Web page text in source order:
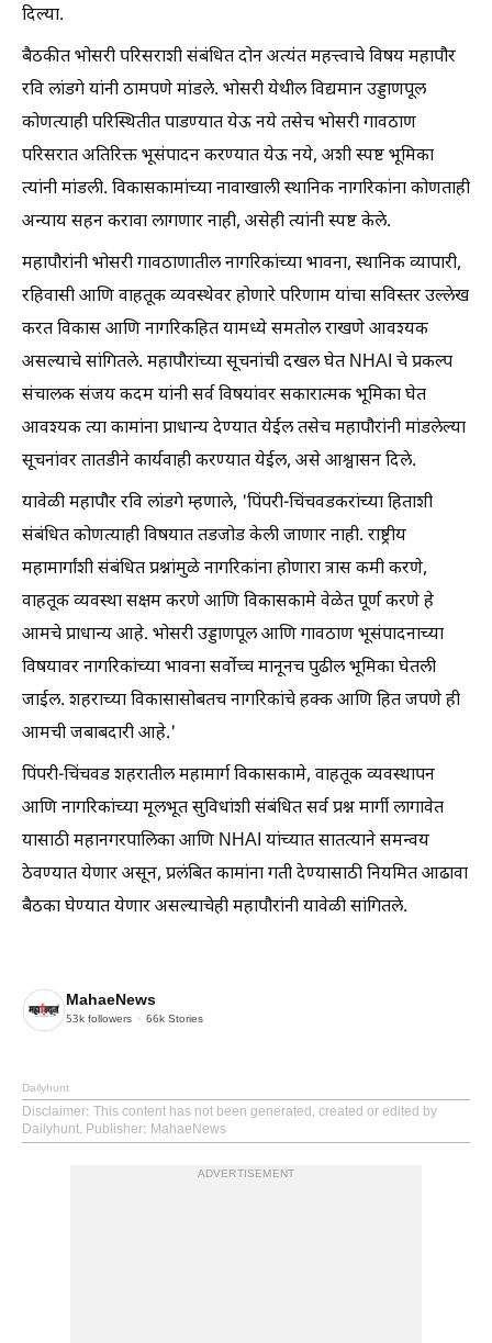
दिल्या.
बैठकीत भोसरी परिसराशी संबंधित दोन अत्यंत महत्त्वाचे विषय महापौर
रवि लांडगे यांनी ठामपणे मांडले. भोसरी येथील विद्यमान उड्डाणपूल
कोणत्याही परिस्थितीत पाडण्यात येऊ नये तसेच भोसरी गावठाण
परिसरात अतिरिक्त भूसंपादन करण्यात येऊ नये, अशी स्पष्ट भूमिका
त्यांनी मांडली. विकासकामांच्या नावाखाली स्थानिक नागरिकांना कोणताही
अन्याय सहन करावा लागणार नाही, असेही त्यांनी स्पष्ट केले.
महापौरांनी भोसरी गावठाणातील नागरिकांच्या भावना, स्थानिक व्यापारी,
रहिवासी आणि वाहतूक व्यवस्थेवर होणारे परिणाम यांचा सविस्तर उल्लेख
करत विकास आणि नागरिकहित यामध्ये समतोल राखणे आवश्यक
असल्याचे सांगितले. महापौरांच्या सूचनांची दखल घेत NHAI चे प्रकल्प
संचालक संजय कदम यांनी सर्व विषयांवर सकारात्मक भूमिका घेत
आवश्यक त्या कामांना प्राधान्य देण्यात येईल तसेच महापौरांनी मांडलेल्या
सूचनांवर तातडीने कार्यवाही करण्यात येईल, असे आश्वासन दिले.
यावेळी महापौर रवि लांडगे म्हणाले, 'पिंपरी-चिंचवडकरांच्या हिताशी
संबंधित कोणत्याही विषयात तडजोड केली जाणार नाही. राष्ट्रीय
महामार्गांशी संबंधित प्रश्नांमुळे नागरिकांना होणारा त्रास कमी करणे,
वाहतूक व्यवस्था सक्षम करणे आणि विकासकामे वेळेत पूर्ण करणे हे
आमचे प्राधान्य आहे. भोसरी उड्डाणपूल आणि गावठाण भूसंपादनाच्या
विषयावर नागरिकांच्या भावना सर्वोच्च मानूनच पुढील भूमिका घेतली
जाईल. शहराच्या विकासासोबतच नागरिकांचे हक्क आणि हित जपणे ही
आमची जबाबदारी आहे.'
पिंपरी-चिंचवड शहरातील महामार्ग विकासकामे, वाहतूक व्यवस्थापन
आणि नागरिकांच्या मूलभूत सुविधांशी संबंधित सर्व प्रश्न मार्गी लागावेत
यासाठी महानगरपालिका आणि NHAI यांच्यात सातत्याने समन्वय
ठेवण्यात येणार असून, प्रलंबित कामांना गती देण्यासाठी नियमित आढावा
बैठका घेण्यात येणार असल्याचेही महापौरांनी यावेळी सांगितले.
MahaeNews
53k followers 66k Stories
Dailyhunt
Disclaimer: This content has not been generated, created or edited by
Dailyhunt. Publisher: MahaeNews
ADVERTISEMENT